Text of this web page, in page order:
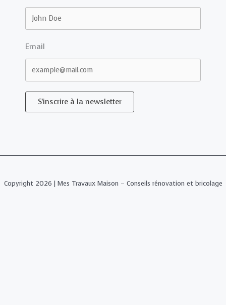
Email
S'inscrire à la newsletter
Copyright 2026 | Mes Travaux Maison – Conseils rénovation et bricolage